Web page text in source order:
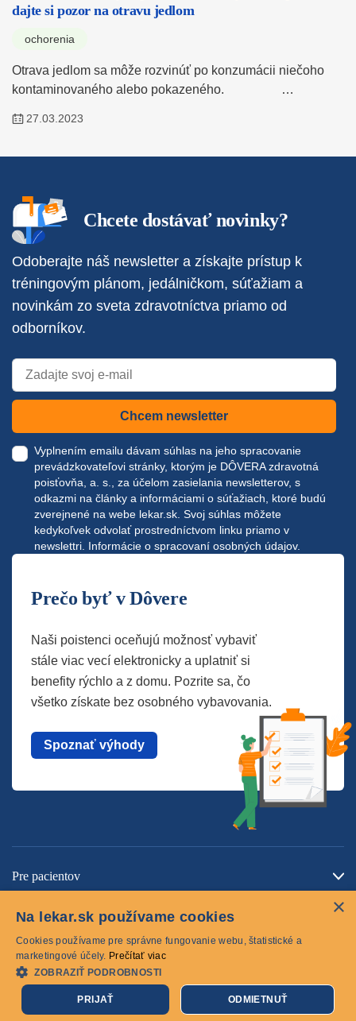
dajte si pozor na otravu jedlom
ochorenia
Otrava jedlom sa môže rozvinúť po konzumácii niečoho
kontaminovaného alebo pokazeného. …
27.03.2023
Chcete dostávať novinky?
Odoberajte náš newsletter a získajte prístup k
tréningovým plánom, jedálničkom, súťažiam a
novinkám zo sveta zdravotníctva priamo od
odborníkov.
Chcem newsletter
Vyplnením emailu dávam súhlas na jeho spracovanie
prevádzkovateľovi stránky, ktorým je DÔVERA zdravotná
poisťovňa, a. s., za účelom zasielania newsletterov, s
odkazmi na články a informáciami o súťažiach, ktoré budú
zverejnené na webe lekar.sk . Svoj súhlas môžete
kedykoľvek odvolať prostredníctvom linku priamo v
newslettri. Informácie o spracovaní osobných údajov.
Prečo byť v Dôvere
Naši poistenci oceňujú možnosť vybaviť
stále viac vecí elektronicky a uplatniť si
benefity rýchlo a z domu. Pozrite sa, čo
všetko získate bez osobného vybavovania.
Spoznať výhody
Pre pacientov
© 2026 lekar.sk Všetky práva vyhradené
Cookies
×
Na lekar.sk používame cookies
Cookies používame pre správne fungovanie webu, štatistické a
marketingové účely. Prečítať viac
ZOBRAZIŤ PODROBNOSTI
PRIJAŤ ODMIETNUŤ